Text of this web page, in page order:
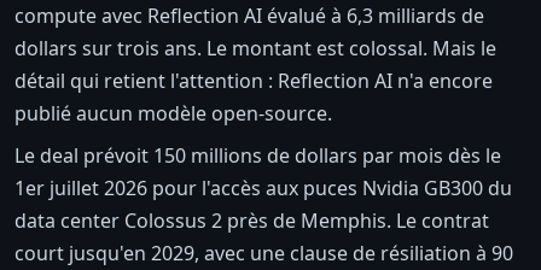
compute avec Reflection AI évalué à 6,3 milliards de
dollars sur trois ans. Le montant est colossal. Mais le
détail qui retient l'attention : Reflection AI n'a encore
publié aucun modèle open-source.
Le deal prévoit 150 millions de dollars par mois dès le
1er juillet 2026 pour l'accès aux puces Nvidia GB300 du
data center Colossus 2 près de Memphis. Le contrat
court jusqu'en 2029, avec une clause de résiliation à 90